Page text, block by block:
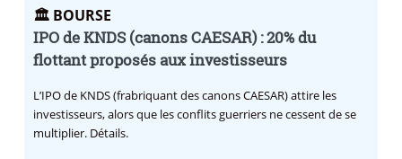
🏛️ BOURSE
IPO de KNDS (canons CAESAR) : 20% du
flottant proposés aux investisseurs
L’IPO de KNDS (frabriquant des canons CAESAR) attire les
investisseurs, alors que les conflits guerriers ne cessent de se
multiplier. Détails.